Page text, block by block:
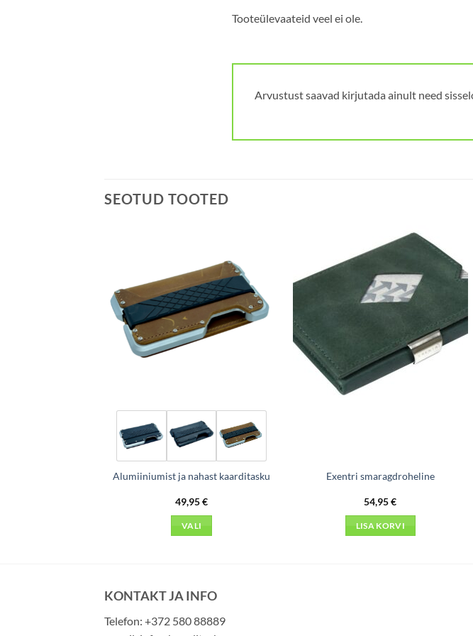
Tooteülevaateid veel ei ole.
Arvustust saavad kirjutada ainult need
SEOTUD TOOTED
Alumiiniumist ja nahast kaarditasku
49,95€
VALI
multiple
The
Exentri smaragdroheline
54,95€
LISA KORVI
KONTAKT JA INFO
Telefon: +372 580 88889